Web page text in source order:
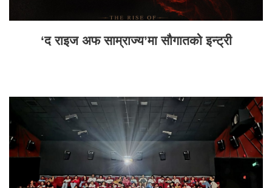
‘द राइज अफ साम्राज्य’मा सौगातको इन्ट्री